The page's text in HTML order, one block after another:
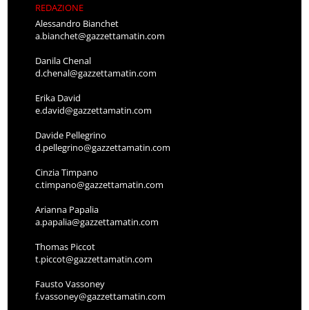
REDAZIONE
Alessandro Bianchet
a.bianchet@gazzettamatin.com
Danila Chenal
d.chenal@gazzettamatin.com
Erika David
e.david@gazzettamatin.com
Davide Pellegrino
d.pellegrino@gazzettamatin.com
Cinzia Timpano
c.timpano@gazzettamatin.com
Arianna Papalia
a.papalia@gazzettamatin.com
Thomas Piccot
t.piccot@gazzettamatin.com
Fausto Vassoney
f.vassoney@gazzettamatin.com